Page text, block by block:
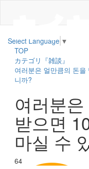
Select Language ▼
TOP
カテゴリ『雑談』
여러분은 얼만큼의 돈
니까?
여러분
받으면
마실 수
64